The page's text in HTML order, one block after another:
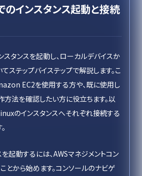
インスタンス起動と接続
タンスを起動し、ローカルデバイスか
ステップバイステップで解説します。こ
EC2を使用する方や、既に使用し
法を確認したい方に役立ちます。以
のインスタンスへそれぞれ接続する
を起動するには、AWSマネジメントコン
とから始めます。コンソールのナビゲ